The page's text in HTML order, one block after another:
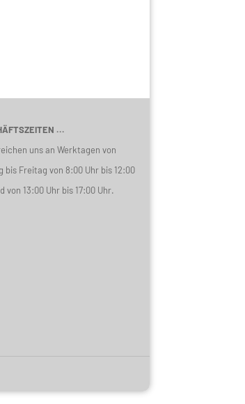
...
uns an Werktagen von
bis Freitag von 8:00 Uhr bis 12:00
von 13:00 Uhr bis 17:00 Uhr.